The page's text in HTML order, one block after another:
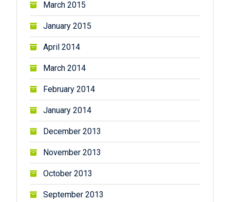
March 2015
January 2015
April 2014
March 2014
February 2014
January 2014
December 2013
November 2013
October 2013
September 2013